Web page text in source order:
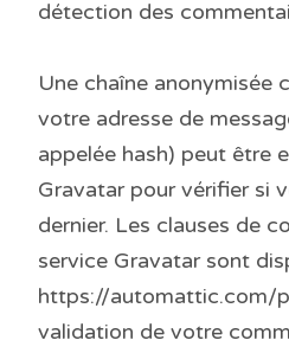
détection des
Une chaîne anonymisée
votre adresse de
appelée hash) peut être
Gravatar pour vérifier si
dernier. Les clauses de
service Gravatar sont
https://automattic.com/
validation de votre